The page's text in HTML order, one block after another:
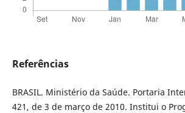
Referências
BRASIL. Ministério da Saúde. Portaria
421, de 3 de março de 2010. Institui o